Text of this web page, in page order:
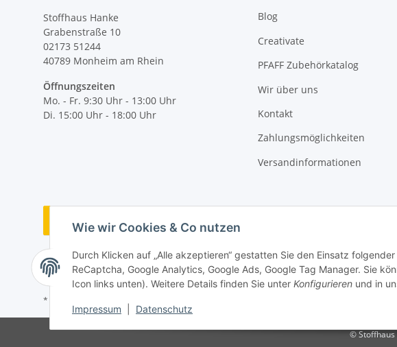
Wie wir Cookies & Co nutzen
Durch Klicken auf „Alle akzeptieren“ gestatten Sie den Einsatz
ReCaptcha, Google Analytics, Google Ads, Google Tag Manager. Sie
Icon links unten). Weitere Details finden Sie unter Konfigurieren und in
Impressum Datenschutz
Stoffhaus Hanke
Grabenstraße 10
02173 51244
40789 Monheim am Rhein
Öffnungszeiten
Mo. - Fr. 9:30 Uhr - 13:00 Uhr
Di. 15:00 Uhr - 18:00 Uhr
Blog
Creativate
PFAFF Zubehörkatalog
Wir über uns
Kontakt
Zahlungsmöglichkeiten
Versandinformationen
Vertrag widerrufen
* Alle Preise inkl. gesetzlicher MwSt., zzgl.
© Stoffhaus